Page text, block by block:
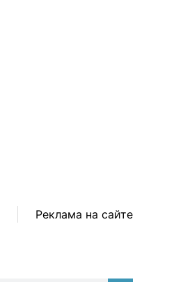
Реклама на сайте